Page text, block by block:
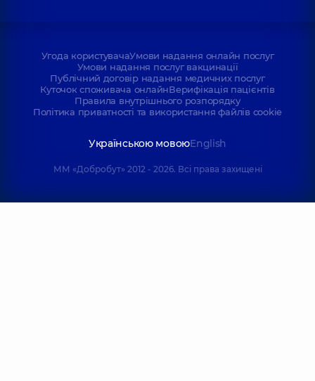
Угода користувачаУмови надання онлайн послуг
Умови надання послуг вакцинації
Публічний договір надання медичних послуг
Куточок споживача онлайнВерифікація пацієнтів
Правила внутрішнього розпорядку
Політика приватності та використання файлів cookie
Українською мовоюEnglish
ММ «Добробут» 2012 - 2026. Всі права захищені